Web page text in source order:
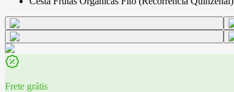
Frete grátis